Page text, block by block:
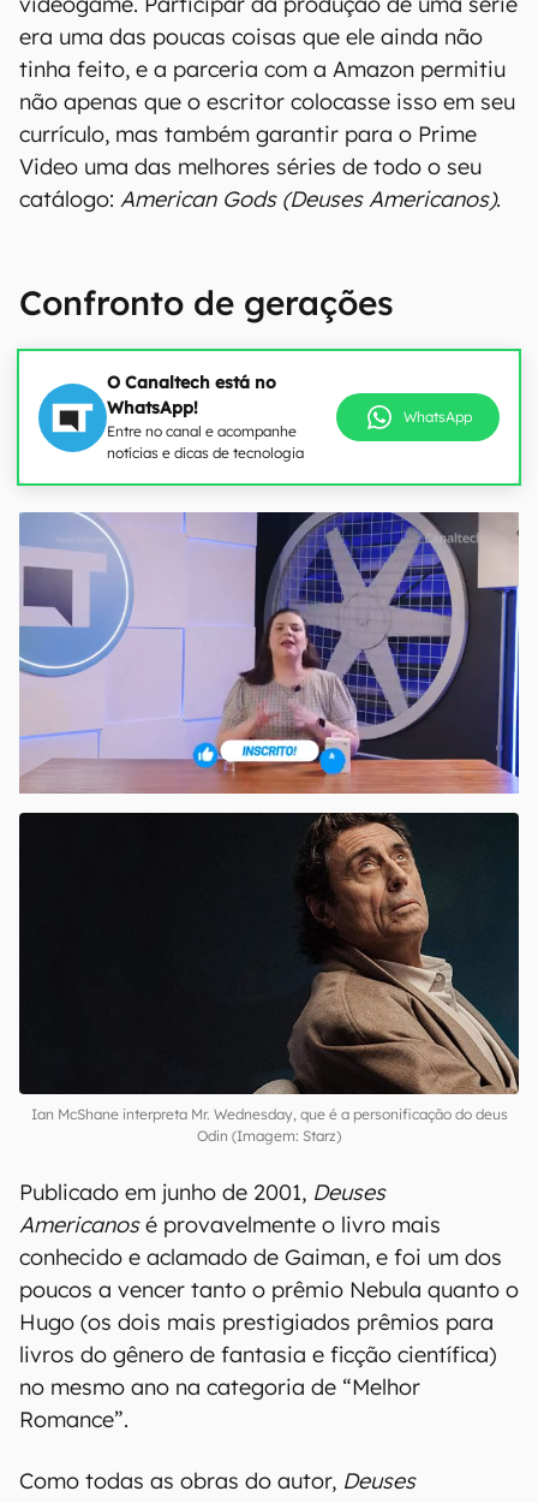
era uma das poucas coisas que ele ainda não
tinha feito, e a parceria com a Amazon permitiu
não apenas que o escritor colocasse isso em seu
currículo, mas também garantir para o Prime
Video uma das melhores séries de todo o seu
catálogo: American Gods (Deuses Americanos).
Confronto de gerações
O Canaltech está no
WhatsApp!
Entre no canal e acompanhe
notícias e dicas de tecnologia
WhatsApp
Ian McShane interpreta Mr. Wednesday, que é a personificação do deus
Odin (Imagem: Starz)
Publicado em junho de 2001, Deuses
Americanosé provavelmente o livro mais
conhecido e aclamado de Gaiman, e foi um dos
poucos a vencer tanto o prêmio Nebula quanto o
Hugo (os dois mais prestigiados prêmios para
livros do gênero de fantasia e ficção científica)
no mesmo ano na categoria de “Melhor
Romance”.
Como todas as obras do autor, Deuses